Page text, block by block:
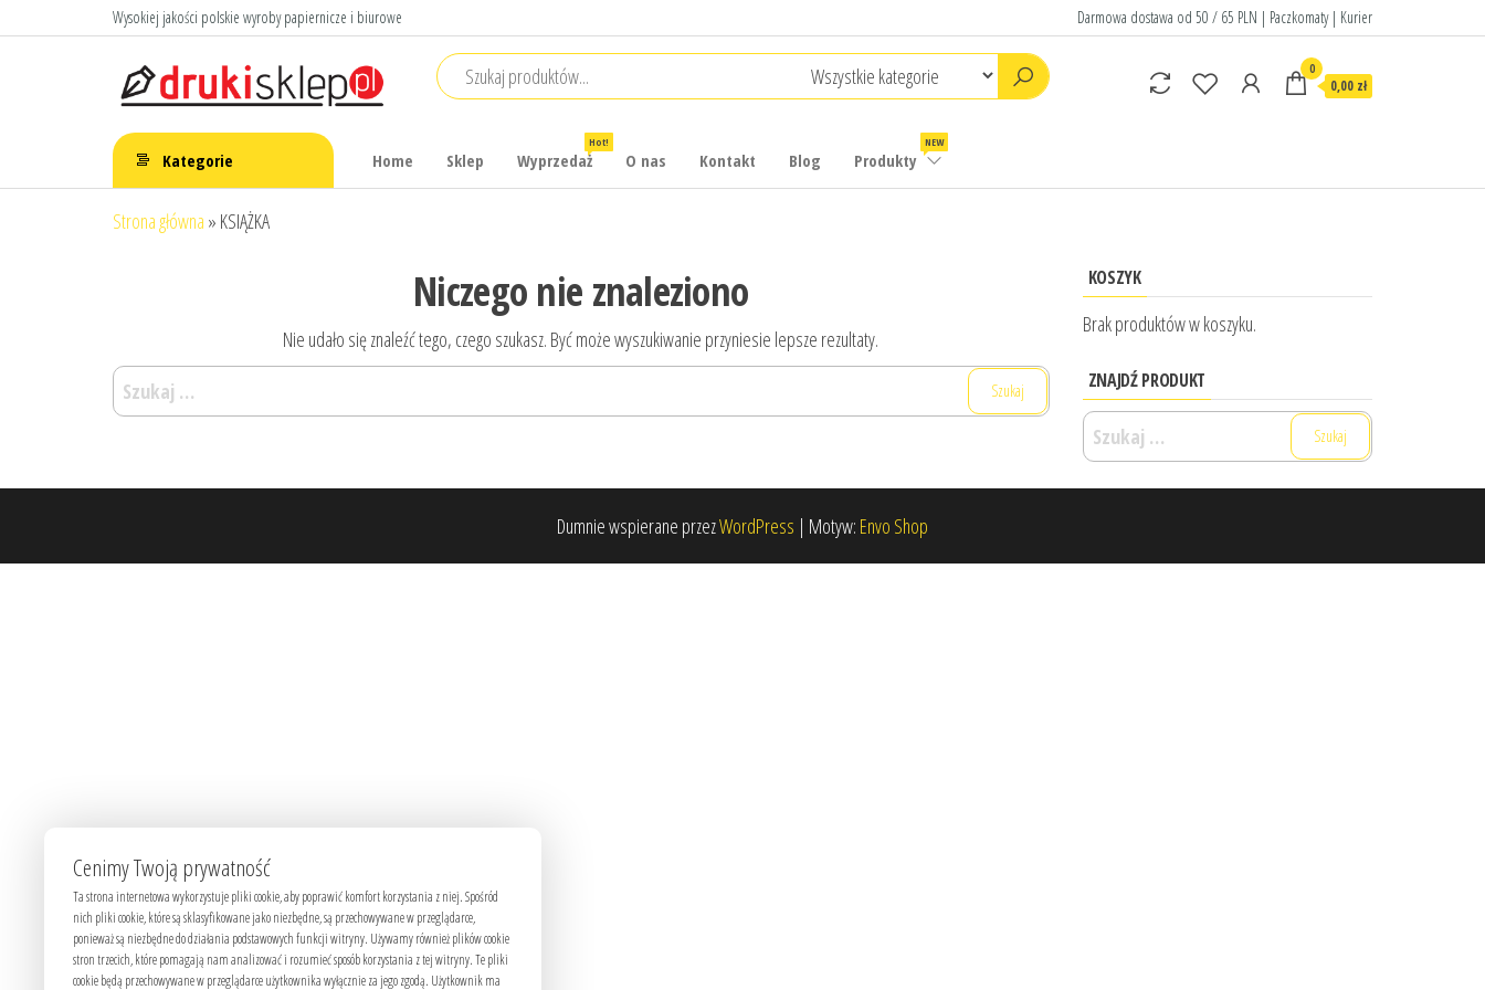
do
Wysokiej jakości polskie wyroby papiernicze i biurowe Darmowa dostawa od 50 / 65 PLN | Paczkomaty | Kurier
Druki
sklep
Polskie druki
akcydensowe
0
0,00 zł
Kategorie Home Sklep Wyprzedaż
Hot!
O nas Kontakt Blog Produkty
NEW
Strona główna » KSIĄŻKA
Niczego nie znaleziono
Nie udało się znaleźć tego, czego szukasz. Być może wyszukiwanie przyniesie lepsze rezultaty.
KOSZYK
Brak produktów w koszyku.
ZNAJDŹ PRODUKT
Szukaj:
Dumnie wspierane przezWordPress | Motyw: Envo Shop
Cenimy Twoją prywatność
Ta strona internetowa wykorzystuje pliki cookie, aby poprawić komfort korzystania z niej. Spośród
nich pliki cookie, które są sklasyfikowane jako niezbędne, są przechowywane w przeglądarce,
ponieważ są niezbędne do działania podstawowych funkcji witryny. Używamy również plików cookie
stron trzecich, które pomagają nam analizować i rozumieć sposób korzystania z tej witryny. Te pliki
cookie będą przechowywane w przeglądarce użytkownika wyłącznie za jego zgodą. Użytkownik ma